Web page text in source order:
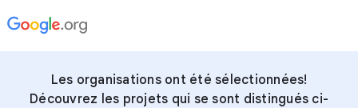
Les organisations ont été sélectionnées!
Découvrez les projets qui se sont distingués ci-